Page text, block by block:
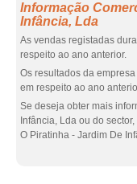
Informação
Infância, Lda
As vendas registadas
respeito ao ano anterior.
Os resultados da
em respeito ao ano
Se deseja obter mais
Infância, Lda ou do sector,
O Piratinha - Jardim De